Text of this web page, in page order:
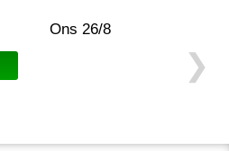
Ons 26/8
❯